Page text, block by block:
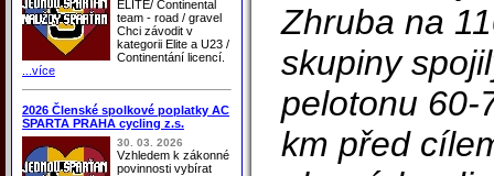
ELITE/ Continental
team - road / gravel
Chci závodit v
kategorii Elite a U23 /
Continentání licencí.
...více
2026 Členské spolkové poplatky AC
SPARTA PRAHA cycling z.s.
30. 03. 2026
Vzhledem k zákonné
povinnosti vybírat
Zhruba na
skupiny
pelotonu 60-
km před